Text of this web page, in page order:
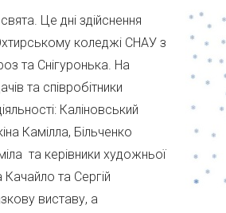
Це дні здійснення
коледжі СНАУ з
та Снігуронька. На
та співробітники
Каліновський
Камілла, Більченко
та керівники художньої
та Сергій
виставу, а